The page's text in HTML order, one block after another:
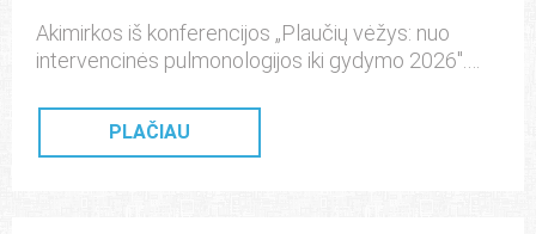
Akimirkos iš konferencijos „Plaučių vėžys: nuo
intervencinės pulmonologijos iki gydymo 2026″.
PLAČIAU